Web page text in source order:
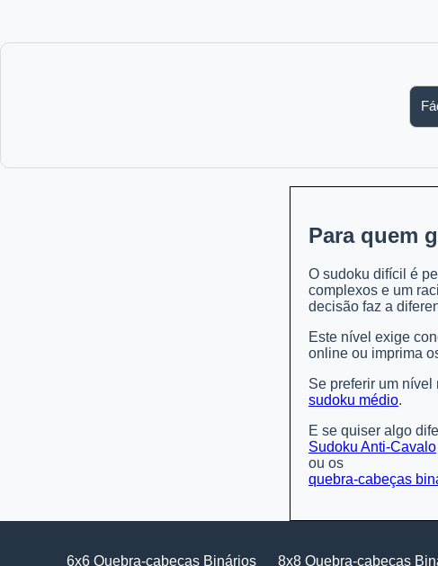
Para quem
O sudoku difícil é
complexos e um
decisão faz a
Este nível exige
online ou imprima
Se preferir um
sudoku médio.
E se quiser algo
Sudoku Anti-Cavalo
ou os
quebra-cabeças
6x6 Quebra-cabeças Binários 8x8 Quebra-cabeças